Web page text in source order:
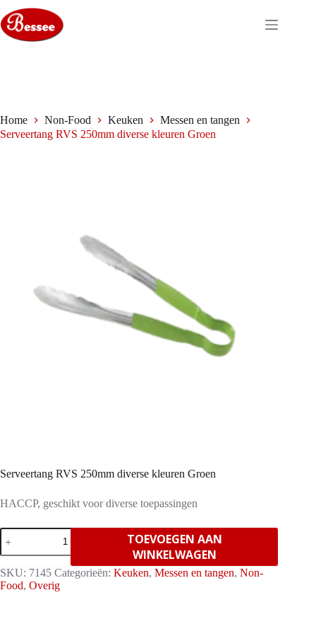
naar
de
inhoud
Home Non-Food Keuken
Messen en tangen
Serveertang RVS 250mm diverse kleuren Groen
Serveertang RVS 250mm diverse kleuren Groen
HACCP, geschikt voor diverse toepassingen
Serveertang
RVS
250mm
diverse
kleuren
Groen
TOEVOEGEN AAN
WINKELWAGEN
SKU: 7145 Categorieën: Keuken, Messen en tangen, Non-
Food, Overig